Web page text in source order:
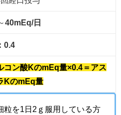
40mEq/日
0.4
コン酸KのmEq量×0.4＝アス
KのmEq量
粒を1日2ｇ服用している方